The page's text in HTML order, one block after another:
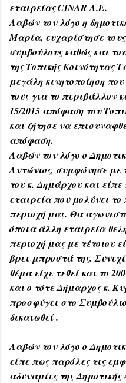
εταιρείας CINAR A.E.
Λαβών τον λόγο η
Μαρία, ευχαρίστησε τους
συμβούλους καθώς και
της Τοπικής Κοινότητας
μεγάλη κινητοποίηση
τους για το περιβάλλον
15/2015 απόφαση του
και ζήτησε να
απόφαση.
Λαβών τον λόγο ο
Αντώνιος, συμφώνησε με
του κ. Δημάρχου και
εταιρεία που μολύνει
περιοχή μας. Θα
όποια άλλη εταιρεία
περιοχή μας με τέτοιου
βρει μπροστά της.
θέμα είχε τεθεί και το
και ο τότε Δήμαρχος κ.
προσφύγει στο
δικαιωθεί .
Λαβών τον λόγο ο
είπε πως παρόλες τις
αδυναμίες της